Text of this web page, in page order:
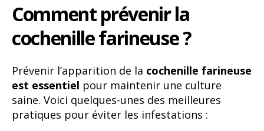
Comment prévenir la
cochenille farineuse ?
Prévenir l’apparition de la cochenille farineuse
est essentiel pour maintenir une culture
saine. Voici quelques-unes des meilleures
pratiques pour éviter les infestations :